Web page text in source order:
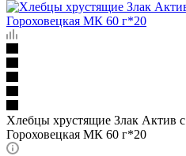
Хлебцы хрустящие Злак Актив
Гороховецкая МК 60 г*20